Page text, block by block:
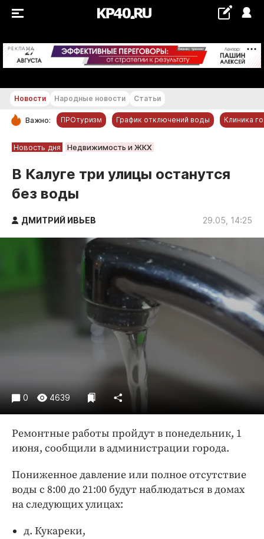
РЕКЛАМА +23...+24 °С
РУБРИКИ
Новости компаний
Статьи
Народные новости
Авто и транспорт
Благоустройство
Недвижимость и ЖКХ
Образование
Происшествия
Спорт
Экономика и бизнес
ПРОЕКТЫ
Блоги
Издания
Интересное чтиво
Новости Народные новости Статьи
Важно: ПРОтуризм График отключений воды Клиника
Новость дня Недвижимость и ЖКХ
В Калуге три улицы останутся
без воды
ДМИТРИЙ ИВЬЕВ 29.05, 14:25
0 4639
Ремонтные работы пройдут в понедельник, 1
июня, сообщили в администрации города.
Пониженное давление или полное отсутствие
воды с 8:00 до 21:00 будут наблюдаться в домах
на следующих улицах:
д. Кукареки,